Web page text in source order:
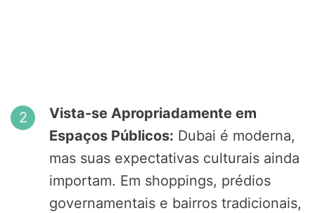
Vista-se Apropriadamente em
Espaços Públicos: Dubai é moderna,
mas suas expectativas culturais ainda
importam. Em shoppings, prédios
governamentais e bairros tradicionais,